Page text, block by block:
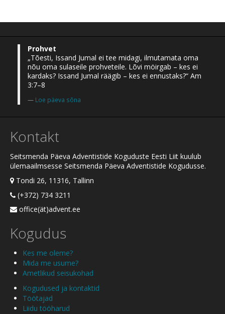
Prohvet
„Tõesti, Issand Jumal ei tee midagi, ilmutamata oma
nõu oma sulaseile prohveteile. Lõvi möirgab – kes ei
kardaks? Issand Jumal räägib – kes ei ennustaks?“ Am
3:7–8
Loe päeva sõna
Kontakt
Seitsmenda Päeva Adventistide Koguduste Eesti Liit kuulub
ülemaailmsesse Seitsmenda Päeva Adventistide Kogudusse.
Tondi 26, 11316, Tallinn
(+372) 734 3211
office(ät)advent.ee
Kogudus
Kes me oleme?
Mida me usume?
Ametlikud seisukohad
Kogudused ja kontaktid
Töötajad
Liidu tööharud